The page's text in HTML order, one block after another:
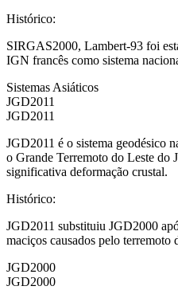
Histórico:
SIRGAS2000, Lambert-93 foi
IGN francês como sistema
Sistemas Asiáticos
JGD2011
JGD2011
JGD2011 é o sistema geodésico
o Grande Terremoto do Leste do
significativa deformação crustal.
Histórico:
JGD2011 substituiu JGD2000
maciços causados pelo
JGD2000
JGD2000